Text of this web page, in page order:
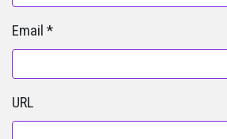
Email *
URL